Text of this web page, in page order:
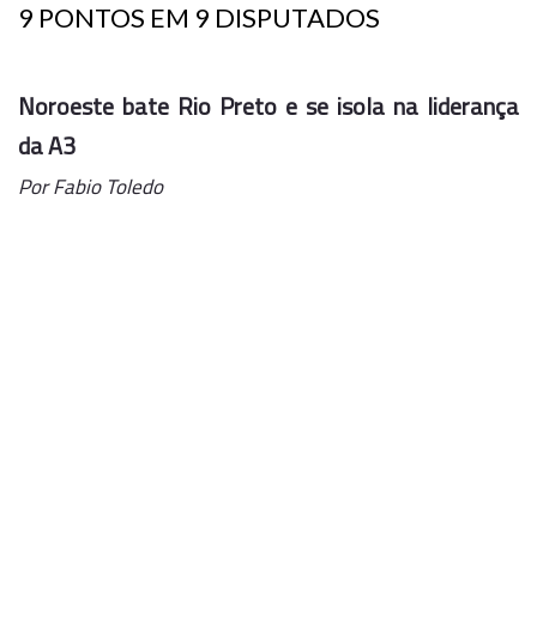
9 PONTOS EM 9 DISPUTADOS
Noroeste bate Rio Preto e se isola na liderança
da A3
Por Fabio Toledo